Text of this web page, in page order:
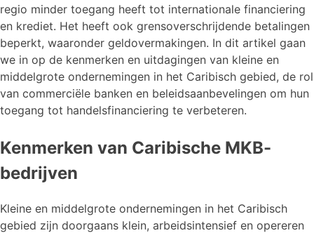
regio minder toegang heeft tot internationale financiering
en krediet. Het heeft ook grensoverschrijdende betalingen
beperkt, waaronder geldovermakingen. In dit artikel gaan
we in op de kenmerken en uitdagingen van kleine en
middelgrote ondernemingen in het Caribisch gebied, de rol
van commerciële banken en beleidsaanbevelingen om hun
toegang tot handelsfinanciering te verbeteren.
Kenmerken van Caribische MKB-
bedrijven
Kleine en middelgrote ondernemingen in het Caribisch
gebied zijn doorgaans klein, arbeidsintensief en opereren